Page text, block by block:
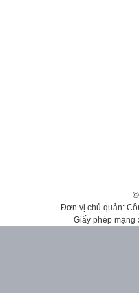
Đơn vị chủ quản:
Giấy phép mạng